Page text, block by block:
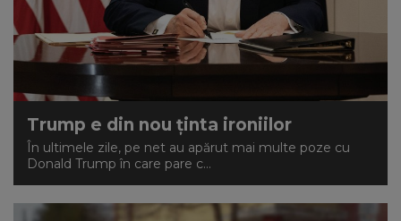
Trump e din nou ținta ironiilor
În ultimele zile, pe net au apărut mai multe poze cu
Donald Trump în care pare c...